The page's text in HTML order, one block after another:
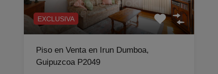
EXCLUSIVA
Piso en Venta en Irun Dumboa,
Guipuzcoa P2049